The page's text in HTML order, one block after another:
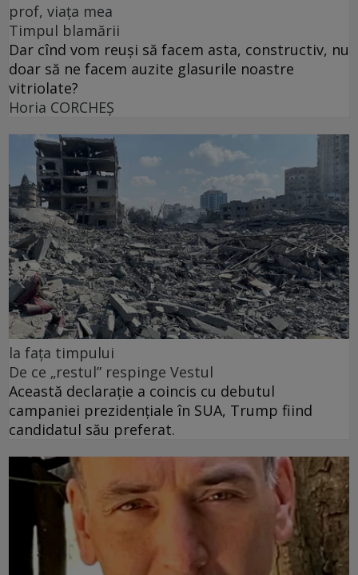
prof, viața mea
Timpul blamării
Dar cînd vom reuși să facem asta, constructiv, nu
doar să ne facem auzite glasurile noastre
vitriolate?
Horia CORCHEŞ
la fața timpului
De ce „restul” respinge Vestul
Această declarație a coincis cu debutul
campaniei prezidențiale în SUA, Trump fiind
candidatul său preferat.